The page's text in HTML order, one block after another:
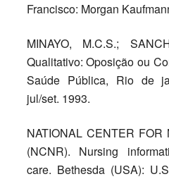
Francisco: Morgan
MINAYO, M.C.S.;
Qualitativo: Oposição ou
Saúde Pública, Rio de
jul/set. 1993.
NATIONAL CENTER
(NCNR). Nursing
care. Bethesda (USA):